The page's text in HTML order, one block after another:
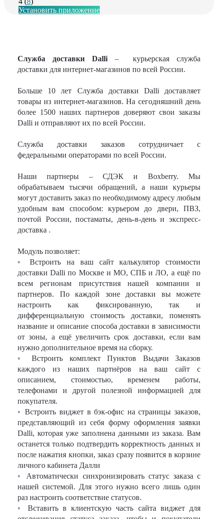
Установить приложение
Служба доставки Dalli– курьерская служба
доставки для интернет-магазинов по всей России.
Больше 10 лет Служба доставки Dalli доставляет
товары из интернет-магазинов. На сегодняшний день
более 1500 наших партнеров доверяют свои заказы
Dalli и отправляют их по всей России.
Служба доставки заказов сотрудничает с
федеральными операторами по всей России.
Наши партнеры – СДЭК и Boxberry. Мы
обрабатываем тысячи обращений, а наши курьеры
могут доставить заказ по необходимому адресу любым
удобным вам способом: курьером до двери, ПВЗ,
почтой России, постаматы, день-в-день и экспресс-
доставка .
Модуль позволяет:
◦ Встроить на ваш сайт калькулятор стоимости
доставки Dalli по Москве и МО, СПБ и ЛО, а ещё по
всем регионам присутствия нашей компании и
партнеров. По каждой зоне доставки вы можете
настроить как фиксированную, так и
дифференциальную стоимость доставки, поменять
название и описание способа доставки в зависимости
от зоны, а ещё увеличить срок доставки, если вам
нужно дополнительное время на сборку.
◦ Встроить комплект Пунктов Выдачи Заказов
каждого из наших партнёров на ваш сайт с
описанием, стоимостью, временем работы,
телефонами и другой полезной информацией для
покупателя.
◦ Встроить виджет в бэк-офис на страницы заказов,
представляющий из себя форму оформления заявки
Dalli, которая уже заполнена данными из заказа. Вам
останется только подтвердить корректность данных и
после нажатия кнопки, заказ сразу появится в корзине
личного кабинета Далли
◦ Автоматически синхронизировать статус заказа с
нашей системой. Для этого нужно всего лишь один
раз настроить соответствие статусов.
◦ Вставить в клиентскую часть сайта виджет для